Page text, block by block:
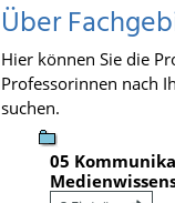
Über
Hier können Sie die
Professorinnen nach
suchen.
05